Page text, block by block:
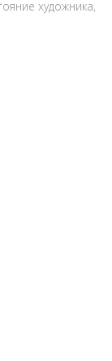
художника,